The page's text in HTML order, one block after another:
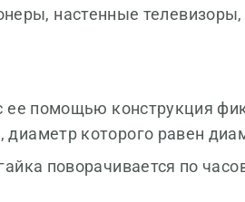
настенные
ее помощью конструкция
которого равен
поворачивается по